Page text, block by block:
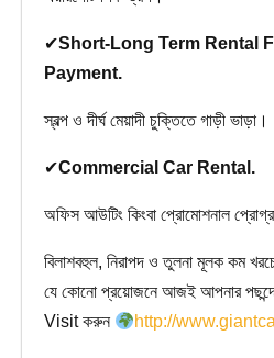
✔Short-Long Term Rental
Payment.
স্বল্প ও দীর্ঘ মেয়াদী চুক্তিতে গাড়ী ভাড়া।
✔Commercial Car Rental.
অফিস আউটিং কিংবা প্রোমোশনাল
বিলাশবহুল, নিরাপদ ও তুলনা মূলক কম
যে কোনো প্রয়োজনে আজই আপনার
Visit করুন
http://